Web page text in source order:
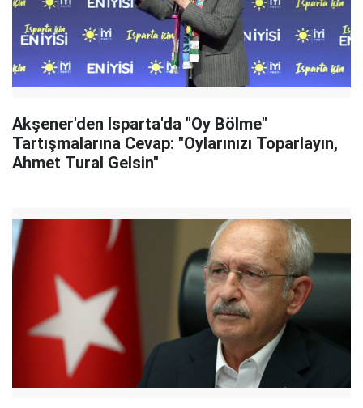
Akşener'den Isparta'da "Oy Bölme"
Tartışmalarına Cevap: "Oylarınızı Toparlayın,
Ahmet Tural Gelsin"